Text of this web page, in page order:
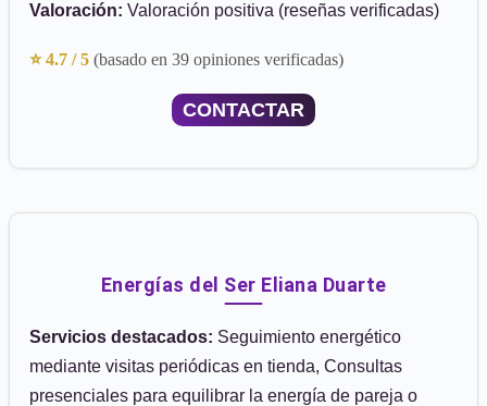
Valoración: Valoración positiva (reseñas verificadas)
⭐ 4.7 / 5 (basado en 39 opiniones verificadas)
CONTACTAR
Energías del Ser Eliana Duarte
Servicios destacados: Seguimiento energético
mediante visitas periódicas en tienda, Consultas
presenciales para equilibrar la energía de pareja o